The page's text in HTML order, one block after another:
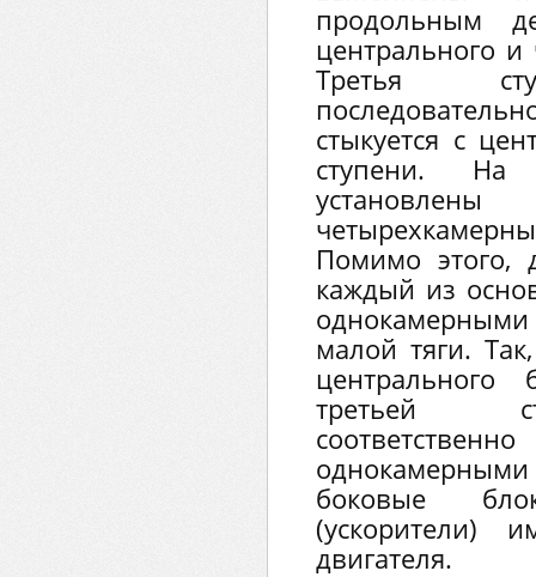
продольным
центрального
Третья
стыкуется с
ступени.
Помимо этого,
каждый из
малой тяги.
третьей
однокамерными
боковые
(ускорители)
двигателя.